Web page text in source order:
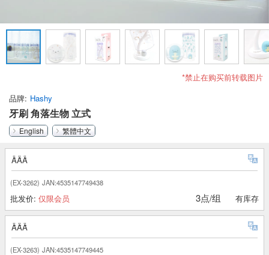
*禁止在购买前转载图片
品牌 Hashy
牙刷 角落生物 立式
English 繁體中文
ǞǞǞ
(EX-3262) JAN:4535147749438
批发价: 仅限会员 3点/组 有库存
ǞǞǞ
(EX-3263) JAN:4535147749445